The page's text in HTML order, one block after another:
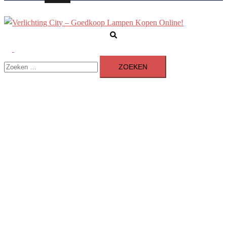
menu
Zoeken
naar: